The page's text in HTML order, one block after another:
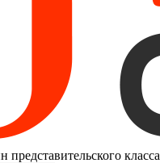
представительского класса